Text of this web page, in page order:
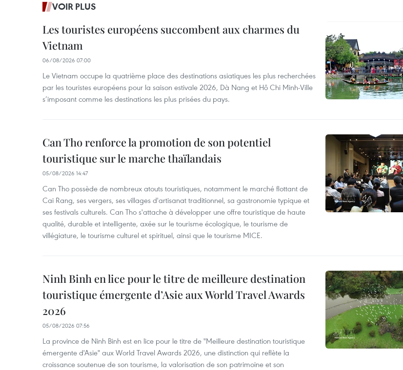
VOIR PLUS
Les touristes européens succombent aux charmes du
Vietnam
06/08/2026 07:00
Le Vietnam occupe la quatrième place des destinations asiatiques les plus recherchées
par les touristes européens pour la saison estivale 2026, Dà Nang et Hô Chi Minh-Ville
s’imposant comme les destinations les plus prisées du pays.
Can Tho renforce la promotion de son potentiel
touristique sur le marche thaïlandais
05/08/2026 14:47
Can Tho possède de nombreux atouts touristiques, notamment le marché flottant de
Cai Rang, ses vergers, ses villages d'artisanat traditionnel, sa gastronomie typique et
ses festivals culturels. Can Tho s'attache à développer une offre touristique de haute
qualité, durable et intelligente, axée sur le tourisme écologique, le tourisme de
villégiature, le tourisme culturel et spirituel, ainsi que le tourisme MICE.
Ninh Binh en lice pour le titre de meilleure destination
touristique émergente d’Asie aux World Travel Awards
2026
05/08/2026 07:56
La province de Ninh Binh est en lice pour le titre de "Meilleure destination touristique
émergente d'Asie" aux World Travel Awards 2026, une distinction qui reflète la
croissance soutenue de son tourisme, la valorisation de son patrimoine et son